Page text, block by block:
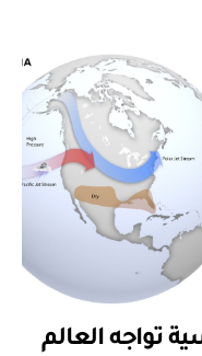
تواجه العالم